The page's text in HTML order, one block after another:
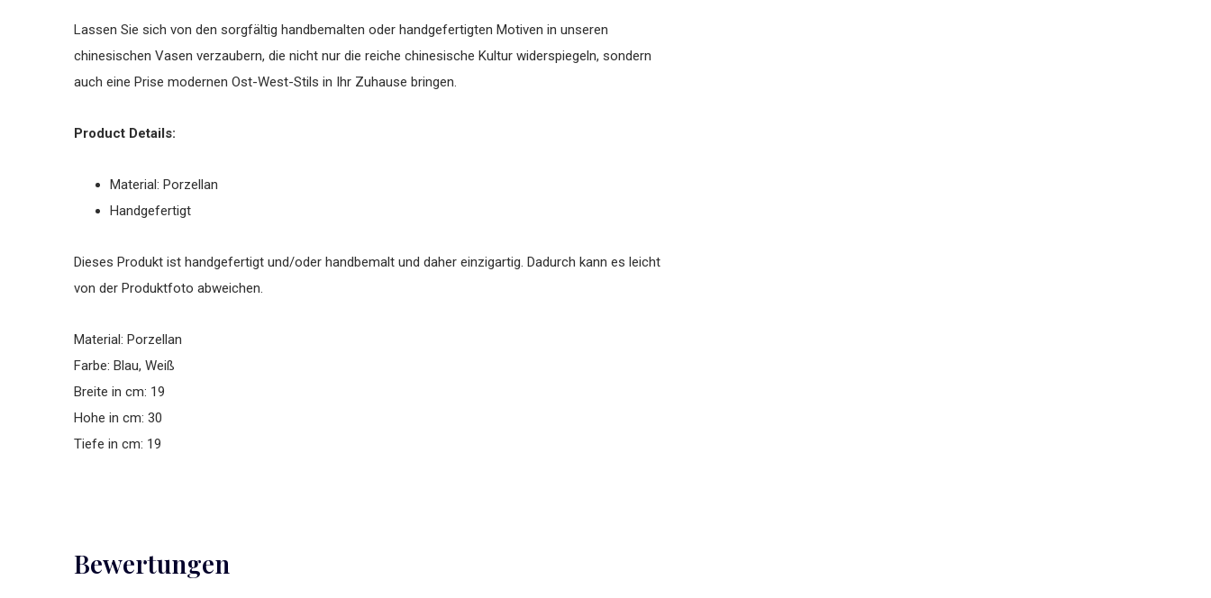
Lassen Sie sich von den sorgfältig handbemalten oder handgefertigten Motiven in unseren
chinesischen Vasen verzaubern, die nicht nur die reiche chinesische Kultur widerspiegeln, sondern
auch eine Prise modernen Ost-West-Stils in Ihr Zuhause bringen.
Product Details:
Material: Porzellan
Handgefertigt
Dieses Produkt ist handgefertigt und/oder handbemalt und daher einzigartig. Dadurch kann es leicht
von der Produktfoto abweichen.
Material: Porzellan
Farbe: Blau, Weiß
Breite in cm: 19
Hohe in cm: 30
Tiefe in cm: 19
Bewertungen